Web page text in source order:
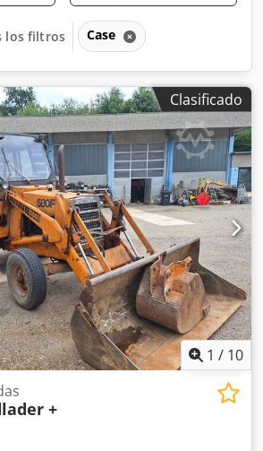
los filtros Case
Clasificado
1 / 10
+